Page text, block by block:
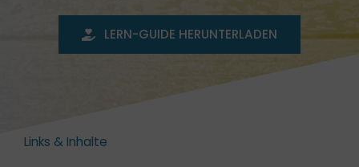
LERN-GUIDE HERUNTERLADEN
Links & Inhalte